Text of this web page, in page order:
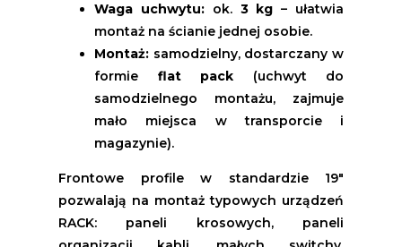
Waga uchwytu:ok. 3 kg – ułatwia
montaż na ścianie jednej osobie.
Montaż: samodzielny, dostarczany w
formie flat pack (uchwyt do
samodzielnego montażu, zajmuje
mało miejsca w transporcie i
magazynie).
Frontowe profile w standardzie 19"
pozwalają na montaż typowych urządzeń
RACK: paneli krosowych, paneli